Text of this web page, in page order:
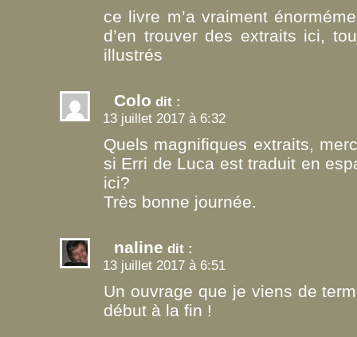
ce livre m’a vraiment
d’en trouver des extraits ici,
illustrés
Colo dit :
13 juillet 2017 à 6:32
Quels magnifiques extraits,
si Erri de Luca est traduit en
ici?
Très bonne journée.
naline dit :
13 juillet 2017 à 6:51
Un ouvrage que je viens de
début à la fin !